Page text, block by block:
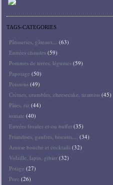
TAGS-CATÉGORIES
Pâtisseries, gâteaux... (63)
Entrées chaudes (59)
Pommes de terres, légumes (59)
Papotage (50)
Poissons (49)
Crèmes, crumbles, cheesecake, tiramisu (45)
Pâtes, riz (44)
tomate (40)
Entrées froides et-ou buffet (35)
Friandises, gaufres, biscuits,... (34)
Amuse bouche et cocktails (32)
Volaille, lapin, gibier (32)
Potage (27)
Porc (26)